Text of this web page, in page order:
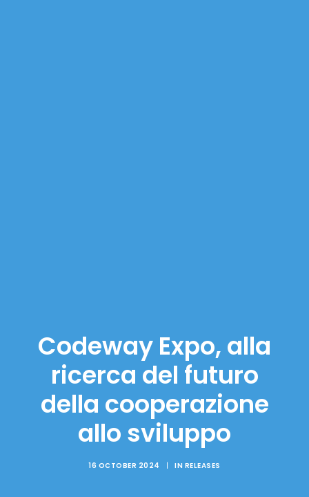
Codeway Expo, alla
ricerca del futuro
della cooperazione
allo sviluppo
16 OCTOBER 2024 | IN RELEASES